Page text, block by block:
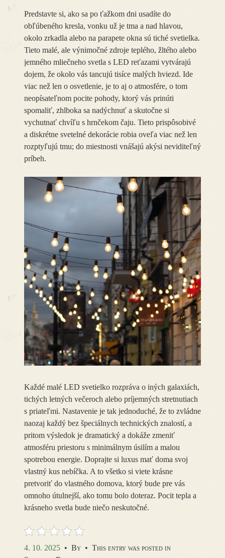
Predstavte si, ako sa po ťažkom dni usadíte do
obľúbeného kresla, vonku už je tma a nad hlavou,
okolo zrkadla alebo na parapete okna sú tiché svetielka.
Tieto malé, ale výnimočné zdroje teplého, žltého alebo
jemného mliečneho svetla s LED reťazami vytvárajú
dojem, že okolo vás tancujú tisíce malých hviezd. Ide
viac než len o osvetlenie, je to aj o atmosfére, o tom
neopísateľnom pocite pohody, ktorý vás prinúti
spomaliť, zhlboka sa nadýchnuť a skutočne si
vychutnať chvíľu s hrnčekom čaju. Tieto prispôsobivé
a diskrétne svetelné dekorácie robia oveľa viac než len
rozptyľujú tmu; do miestnosti vnášajú akýsi neviditeľný
príbeh.
Každé malé LED svetielko rozpráva o iných galaxiách,
tichých letných večeroch alebo príjemných stretnutiach
s priateľmi. Nastavenie je tak jednoduché, že to zvládne
naozaj každý bez špeciálnych technických znalostí, a
pritom výsledok je dramatický a dokáže zmeniť
atmosféru priestoru s minimálnym úsilím a malou
spotrebou energie. Doprajte si luxus mať doma svoj
vlastný kus nebíčka. A to všetko si viete krásne
pretvoriť do vlastného domova, ktorý bude pre vás
omnoho útulnejší, ako tomu bolo doteraz. Pocit tepla a
krásneho svetla bude niečo neskutočné.
4. 10. 2025 • By • This entry was posted in